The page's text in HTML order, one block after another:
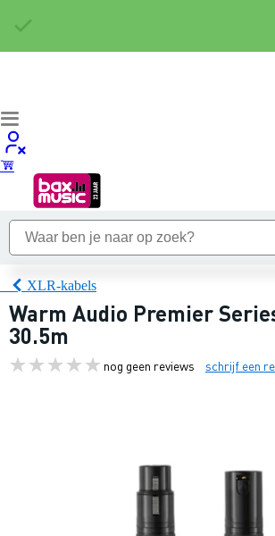
XLR-kabels
Warm Audio Premier
30.5m
nog geen reviews schrijf een